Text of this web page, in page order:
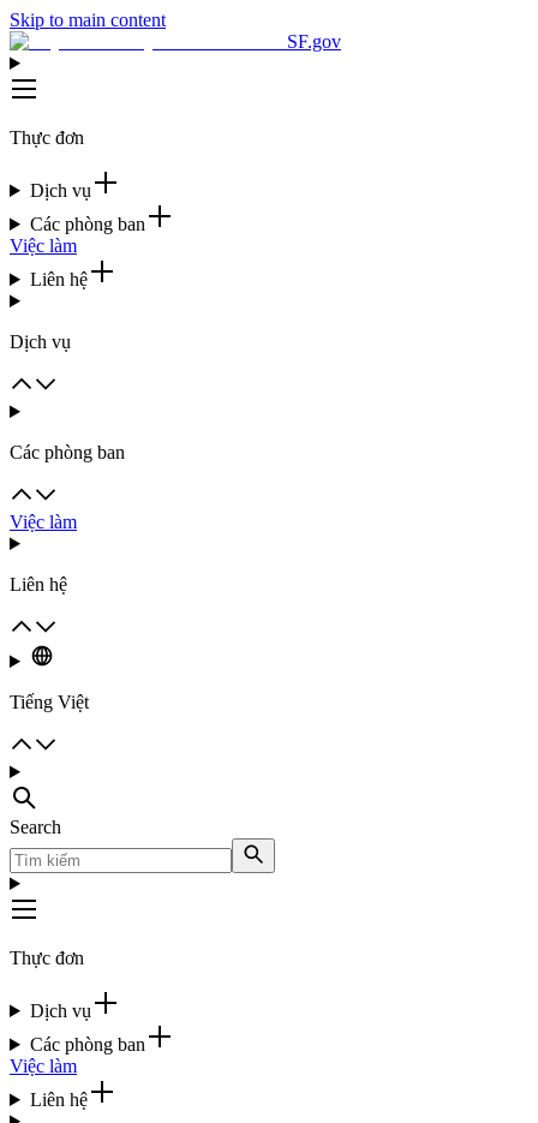
Skip to main content
SF.gov
Thực đơn
Dịch vụ
Các phòng ban
Việc làm
Liên hệ
Dịch vụ
Các phòng ban
Việc làm
Liên hệ
Tiếng Việt
Search
Thực đơn
Dịch vụ
Các phòng ban
Việc làm
Liên hệ